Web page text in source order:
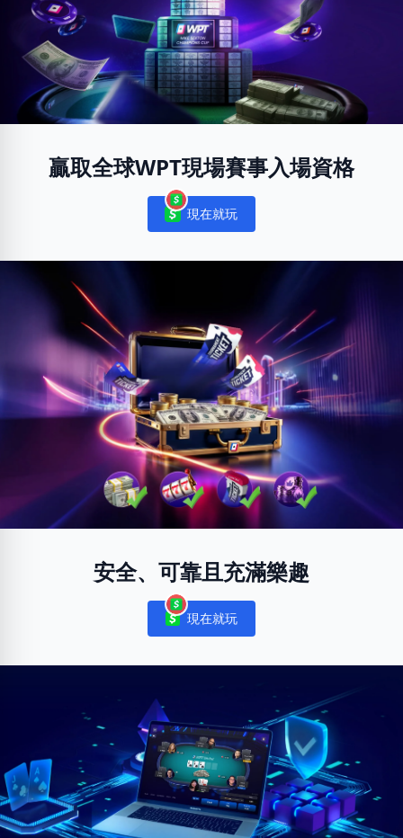
贏取全球WPT現場賽事入場資格
Notifications
現在就玩
安全、可靠且充滿樂趣
Notifications
現在就玩